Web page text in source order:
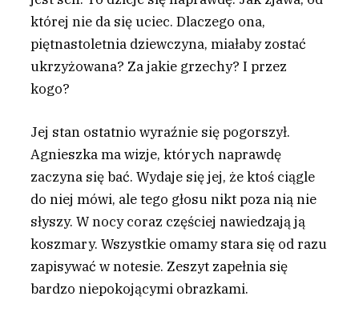
której nie da się uciec. Dlaczego ona,
piętnastoletnia dziewczyna, miałaby zostać
ukrzyżowana? Za jakie grzechy? I przez
kogo?
Jej stan ostatnio wyraźnie się pogorszył.
Agnieszka ma wizje, których naprawdę
zaczyna się bać. Wydaje się jej, że ktoś ciągle
do niej mówi, ale tego głosu nikt poza nią nie
słyszy. W nocy coraz częściej nawiedzają ją
koszmary. Wszystkie omamy stara się od razu
zapisywać w notesie. Zeszyt zapełnia się
bardzo niepokojącymi obrazkami.